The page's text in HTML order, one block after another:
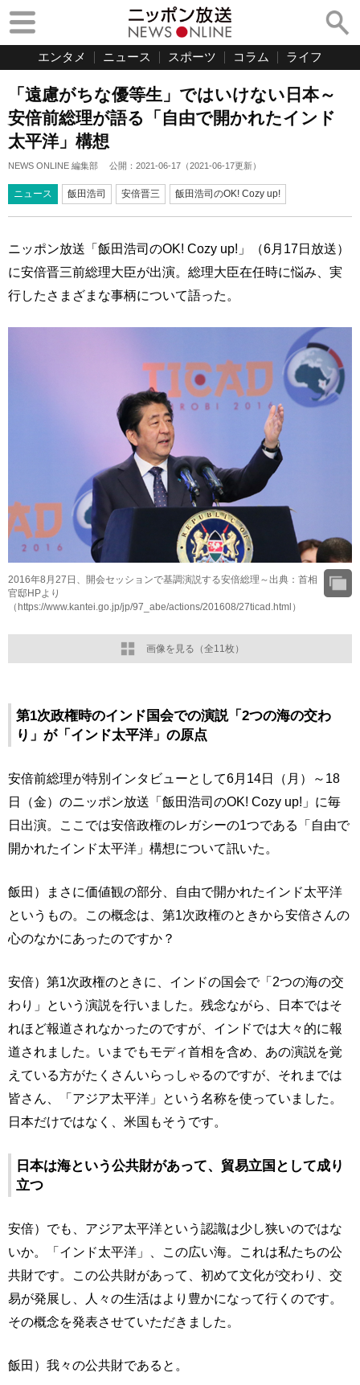
エンタメ ニュース スポーツ コラム ライフ
「遠慮がちな優等生」ではいけない日本～
安倍前総理が語る「自由で開かれたインド
太平洋」構想
NEWS ONLINE 編集部 公開： 2021-06-17 （2021-06-17更新）
ニュース 飯田浩司 安倍晋三 飯田浩司のOK! Cozy up!
ニッポン放送「飯田浩司のOK! Cozy up!」（6月17日放送）
に安倍晋三前総理大臣が出演。総理大臣在任時に悩み、実
行したさまざまな事柄について語った。
画像を見る（全11枚）
2016年8月27日、開会セッションで基調演説する安倍総理～出典：首相
官邸HPより
（https://www.kantei.go.jp/jp/97_abe/actions/201608/27ticad.html）
第1次政権時のインド国会での演説「2つの海の交わ
り」が「インド太平洋」の原点
安倍前総理が特別インタビューとして6月14日（月）～18
日（金）のニッポン放送「飯田浩司のOK! Cozy up!」に毎
日出演。ここでは安倍政権のレガシーの1つである「自由で
開かれたインド太平洋」構想について訊いた。
飯田）まさに価値観の部分、自由で開かれたインド太平洋
というもの。この概念は、第1次政権のときから安倍さんの
心のなかにあったのですか？
安倍）第1次政権のときに、インドの国会で「2つの海の交
わり」という演説を行いました。残念ながら、日本ではそ
れほど報道されなかったのですが、インドでは大々的に報
道されました。いまでもモディ首相を含め、あの演説を覚
えている方がたくさんいらっしゃるのですが、それまでは
皆さん、「アジア太平洋」という名称を使っていました。
日本だけではなく、米国もそうです。
日本は海という公共財があって、貿易立国として成り
立つ
安倍）でも、アジア太平洋という認識は少し狭いのではな
いか。「インド太平洋」、この広い海。これは私たちの公
共財です。この公共財があって、初めて文化が交わり、交
易が発展し、人々の生活はより豊かになって行くのです。
その概念を発表させていただきました。
飯田）我々の公共財であると。